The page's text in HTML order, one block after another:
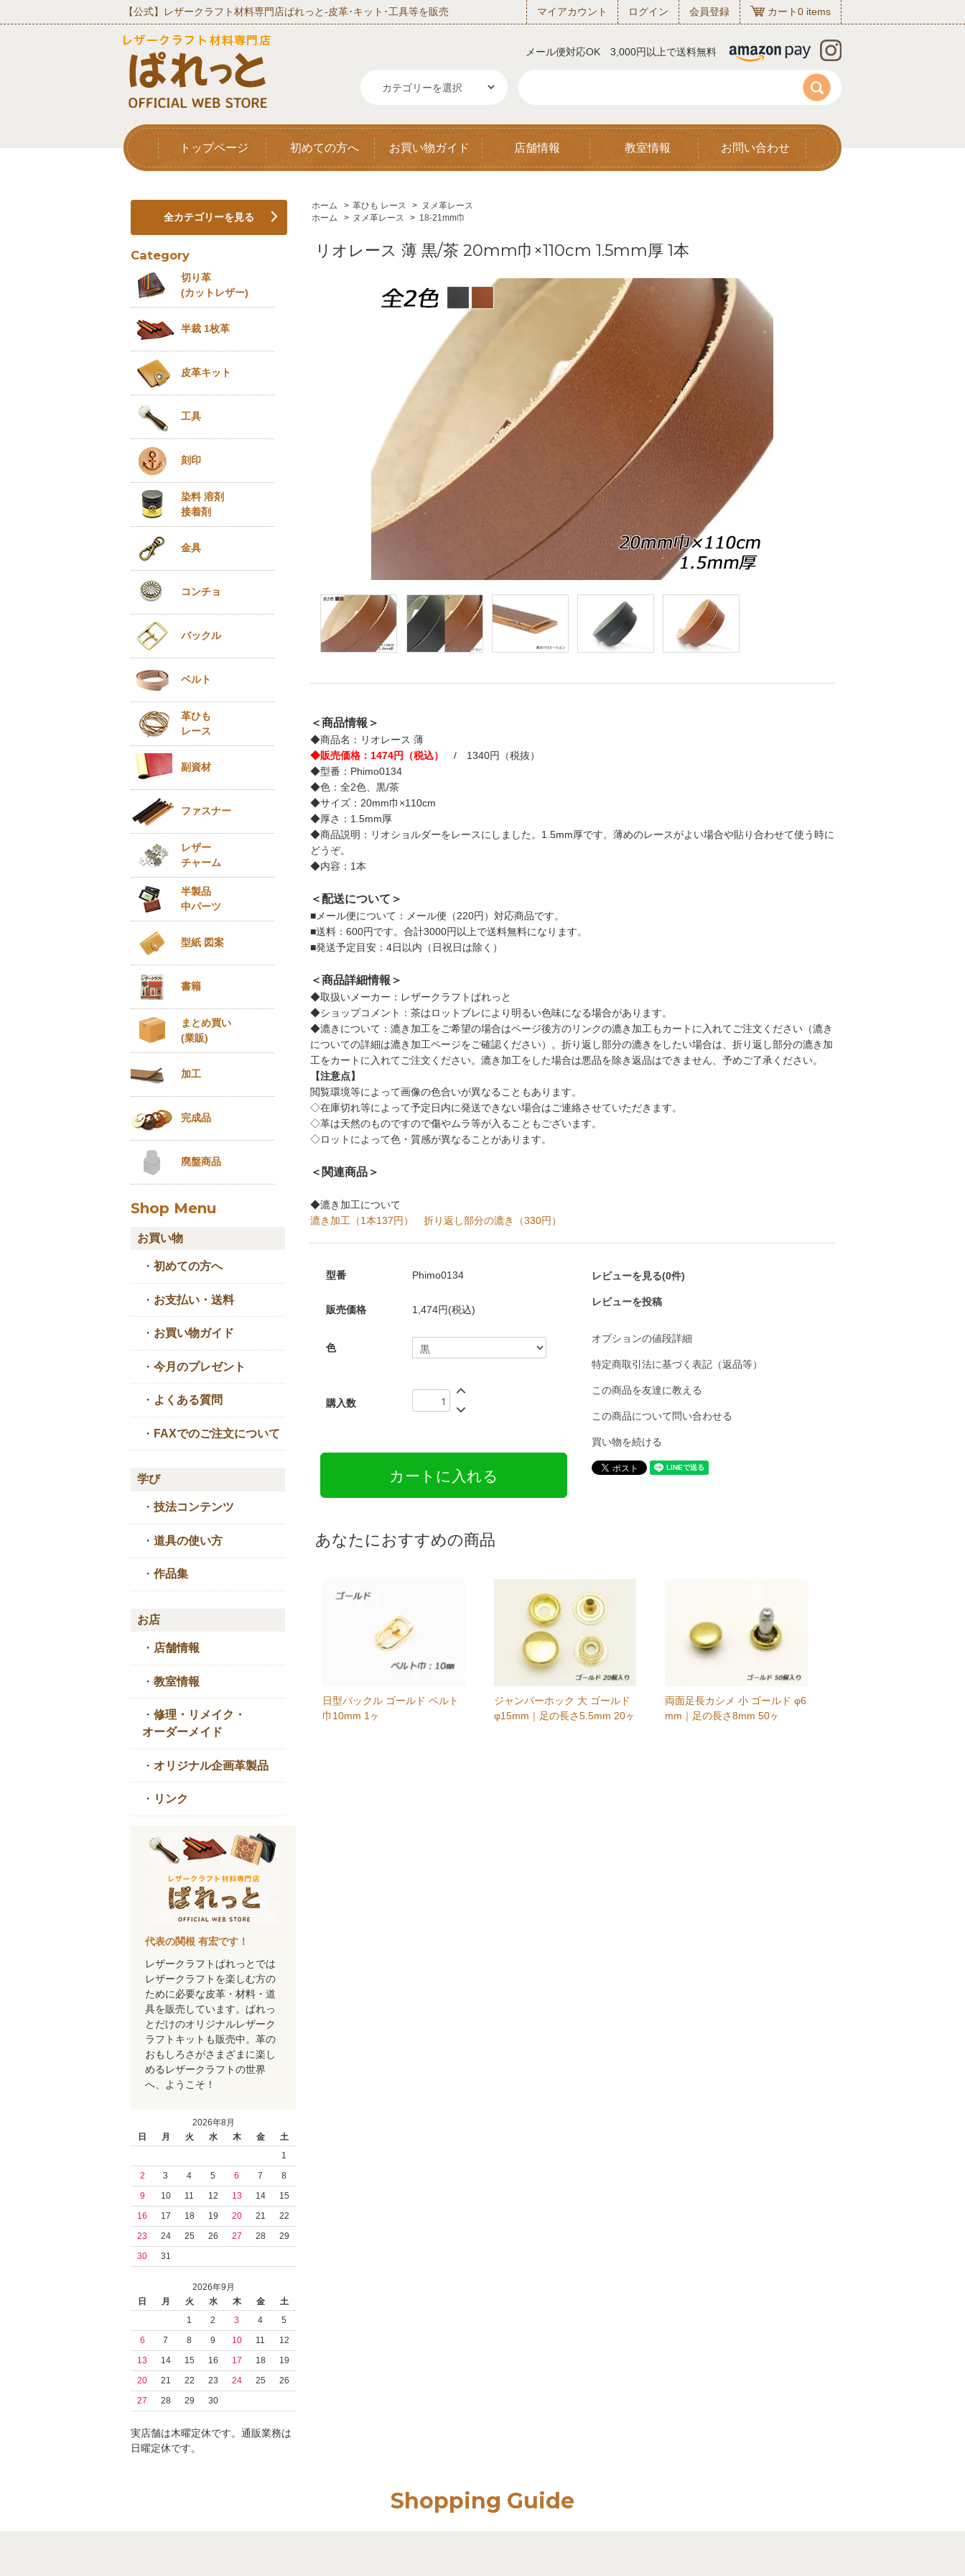
【公式】レザークラフト材料専門店ぱれっと‐皮革･キット･工具等を販売 マイアカウント ログイン 会員登録 カート0 items
メール便対応OK 3,000円以上で送料無料
トップページ 初めての方へ お買い物ガイド 店舗情報 教室情報 お問い合わせ
ホーム > 革ひも レース > ヌメ革レース
ホーム
> ヌメ革レース > 18-21mm巾
リオレース 薄 黒/茶 20mm巾×110cm 1.5mm厚 1本
＜商品情報＞
◆商品名：リオレース 薄
◆販売価格：1474円（税込）
/ 1340円（税抜）
◆型番：Phimo0134
◆色：全2色、黒/茶
◆サイズ：20mm巾×110cm
◆厚さ：1.5mm厚
◆商品説明：リオショルダーをレースにしました。1.5mm厚です。薄めのレースがよい場合や貼り合わせて使う時に
どうぞ。
◆内容：1本
＜配送について＞
■メール便について：メール便（220円）対応商品です。
■送料：600円です。合計3000円以上で送料無料になります。
■発送予定目安：4日以内（日祝日は除く）
＜商品詳細情報＞
◆取扱いメーカー：レザークラフトぱれっと
◆ショップコメント：茶はロットブレにより明るい色味になる場合があります。
◆漉きについて：漉き加工をご希望の場合はページ後方のリンクの漉き加工もカートに入れてご注文ください（漉き
についての詳細は漉き加工ページをご確認ください）。折り返し部分の漉きをしたい場合は、折り返し部分の漉き加
工をカートに入れてご注文ください。漉き加工をした場合は悪品を除き返品はできません、予めご了承ください。
【注意点】
閲覧環境等によって画像の色合いが異なることもあります。
◇在庫切れ等によって予定日内に発送できない場合はご連絡させていただきます。
◇革は天然のものですので傷やムラ等が入ることもございます。
◇ロットによって色・質感が異なることがあります。
＜関連商品＞
◆漉き加工について
漉き加工（1本137円）
折り返し部分の漉き（330円）
型番 Phimo0134
販売価格 1,474円(税込)
色
購入数
レビューを見る(0件)
レビューを投稿
オプションの値段詳細
特定商取引法に基づく表記（返品等）
この商品を友達に教える
この商品について問い合わせる
買い物を続ける
あなたにおすすめの商品
日型バックル ゴールド ベルト
巾10mm 1ヶ
ジャンパーホック 大 ゴールド
φ15mm｜足の長さ5.5mm 20ヶ
両面足長カシメ 小 ゴールド φ6
mm｜足の長さ8mm 50ヶ
全カテゴリーを見る
Category
切り革
(カットレザー)
半裁 1枚革
皮革キット
工具
刻印
染料 溶剤
接着剤
金具
コンチョ
バックル
ベルト
革ひも
レース
副資材
ファスナー
レザー
チャーム
半製品
中パーツ
型紙 図案
書籍
まとめ買い
(業販)
加工
完成品
廃盤商品
Shop Menu
お買い物
・ 初めての方へ
・ お支払い・送料
・ お買い物ガイド
・ 今月のプレゼント
・ よくある質問
・ FAXでのご注文について
学び
・ 技法コンテンツ
・ 道具の使い方
・ 作品集
お店
・ 店舗情報
・ 教室情報
・ 修理・リメイク・
オーダーメイド
・ オリジナル企画革製品
・ リンク
代表の関根 有宏です！
レザークラフトぱれっとでは
レザークラフトを楽しむ方の
ために必要な皮革・材料・道
具を販売しています。ぱれっ
とだけのオリジナルレザーク
ラフトキットも販売中。革の
おもしろさがさまざまに楽し
めるレザークラフトの世界
へ、ようこそ！
2026年8月
日
月 火 水 木 金
土
1
2
3 4 5 6 7
8
9
10 11 12 13 14
15
16
17 18 19 20 21
22
23
24 25 26 27 28
29
30
31
2026年9月
日
月 火 水 木 金
土
1
2 3 4
5
6
7 8 9 10 11
12
13
14 15 16 17 18
19
20
21 22 23 24 25
26
27
28 29 30
実店舗は木曜定休です。通販業務は
日曜定休です。
Shopping Guide